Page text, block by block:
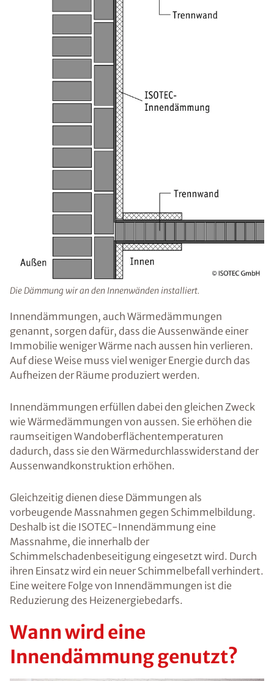
Die Dämmung wir an den Innenwänden installiert.
Innendämmungen, auch Wärmedämmungen
genannt, sorgen dafür, dass die Aussenwände einer
Immobilie weniger Wärme nach aussen hin verlieren.
Auf diese Weise muss viel weniger Energie durch das
Aufheizen der Räume produziert werden.
Innendämmungen erfüllen dabei den gleichen Zweck
wie Wärmedämmungen von aussen. Sie erhöhen die
raumseitigen Wandoberflächentemperaturen
dadurch, dass sie den Wärmedurchlasswiderstand der
Aussenwandkonstruktion erhöhen.
Gleichzeitig dienen diese Dämmungen als
vorbeugende Massnahmen gegen Schimmelbildung.
Deshalb ist die ISOTEC-Innendämmung eine
Massnahme, die innerhalb der
Schimmelschadenbeseitigung eingesetzt wird. Durch
ihren Einsatz wird ein neuer Schimmelbefall verhindert.
Eine weitere Folge von Innendämmungen ist die
Reduzierung des Heizenergiebedarfs.
Wann wird eine
Innendämmung genutzt?